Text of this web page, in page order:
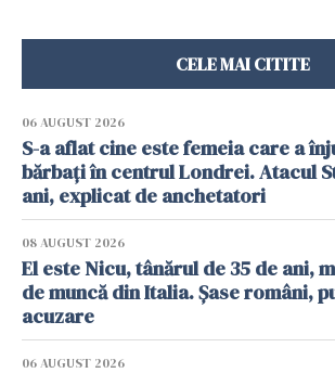
CELE MAI CITITE
06 AUGUST 2026
S-a aflat cine este femeia care a
bărbați în centrul Londrei. Atacul
ani, explicat de anchetatori
08 AUGUST 2026
El este Nicu, tânărul de 35 de ani,
de muncă din Italia. Șase români,
acuzare
06 AUGUST 2026